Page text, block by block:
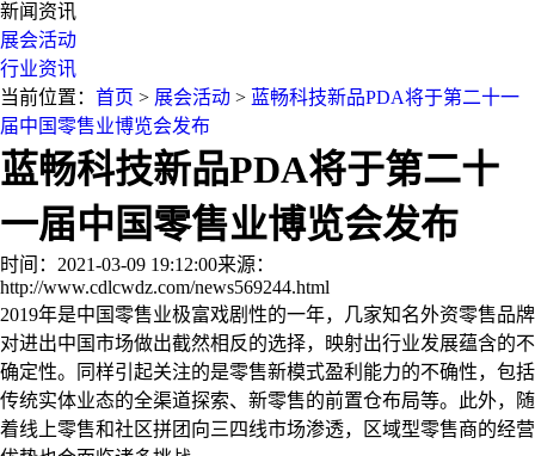
新闻资讯
展会活动
行业资讯
当前位置： 首页 > 展会活动 > 蓝畅科技新品PDA将于第二十一
届中国零售业博览会发布
蓝畅科技新品PDA将于第二十
一届中国零售业博览会发布
时间：2021-03-09 19:12:00来源：
http://www.cdlcwdz.com/news569244.html
2019年是中国零售业极富戏剧性的一年，几家知名外资零售品牌
对进出中国市场做出截然相反的选择，映射出行业发展蕴含的不
确定性。同样引起关注的是零售新模式盈利能力的不确性，包括
传统实体业态的全渠道探索、新零售的前置仓布局等。此外，随
着线上零售和社区拼团向三四线市场渗透，区域型零售商的经营